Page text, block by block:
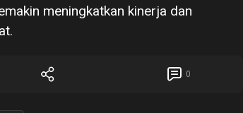
meningkatkan kinerja dan
0